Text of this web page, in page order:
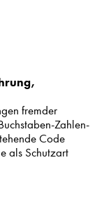
fremder
Zahlen-
Code
als Schutzart